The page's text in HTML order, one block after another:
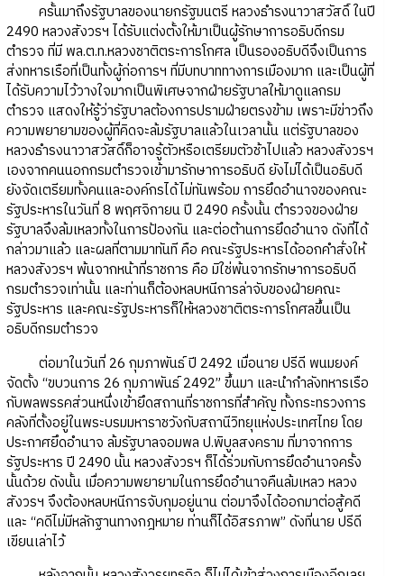
ครั้นมาถึงรัฐบาลของนายกรัฐมนตรี หลวงธำรงนาวาสวัสดิ์ ในปี
2490 หลวงสังวรฯ ได้รับแต่งตั้งให้มาเป็นผู้รักษาการอธิบดีกรม
ตำรวจ ที่มี พล.ต.ท.หลวงชาติตระการโกศล เป็นรองอธิบดีจึงเป็นการ
ส่งทหารเรือที่เป็นทั้งผู้ก่อการฯ ที่มีบทบาททางการเมืองมาก และเป็นผู้ที่
ได้รับความไว้วางใจมากเป็นพิเศษจากฝ่ายรัฐบาลให้มาดูแลกรม
ตำรวจ แสดงให้รู้ว่ารัฐบาลต้องการปรามฝ่ายตรงข้าม เพราะมีข่าวถึง
ความพยายามของผู้ที่คิดจะล้มรัฐบาลแล้วในเวลานั้น แต่รัฐบาลของ
หลวงธำรงนาวาสวัสดิ์ก็อาจรู้ตัวหรือเตรียมตัวช้าไปแล้ว หลวงสังวรฯ
เองจากคนนอกกรมตำรวจเข้ามารักษาการอธิบดี ยังไม่ได้เป็นอธิบดี
ยังจัดเตรียมทั้งคนและองค์กรได้ไม่ทันพร้อม การยึดอำนาจของคณะ
รัฐประหารในวันที่ 8 พฤศจิกายน ปี 2490 ครั้งนั้น ตำรวจของฝ่าย
รัฐบาลจึงล้มเหลวทั้งในการป้องกัน และต่อต้านการยึดอำนาจ ดังที่ได้
กล่าวมาแล้ว และผลที่ตามมาทันที คือ คณะรัฐประหารได้ออกคำสั่งให้
หลวงสังวรฯ พ้นจากหน้าที่ราชการ คือ มิใช่พ้นจากรักษาการอธิบดี
กรมตำรวจเท่านั้น และท่านก็ต้องหลบหนีการล่าจับของฝ่ายคณะ
รัฐประหาร และคณะรัฐประหารก็ให้หลวงชาติตระการโกศลขึ้นเป็น
อธิบดีกรมตำรวจ
ต่อมาในวันที่ 26 กุมภาพันธ์ ปี 2492 เมื่อนาย ปรีดี พนมยงค์
จัดตั้ง “ขบวนการ 26 กุมภาพันธ์ 2492” ขึ้นมา และนำกำลังทหารเรือ
กับพลพรรคส่วนหนึ่งเข้ายึดสถานที่ราชการที่สำคัญ ทั้งกระทรวงการ
คลังที่ตั้งอยู่ในพระบรมมหาราชวังกับสถานีวิทยุแห่งประเทศไทย โดย
ประกาศยึดอำนาจ ล้มรัฐบาลจอมพล ป.พิบูลสงคราม ที่มาจากการ
รัฐประหาร ปี 2490 นั้น หลวงสังวรฯ ก็ได้ร่วมกับการยึดอำนาจครั้ง
นั้นด้วย ดังนั้น เมื่อความพยายามในการยึดอำนาจคืนล้มเหลว หลวง
สังวรฯ จึงต้องหลบหนีการจับกุมอยู่นาน ต่อมาจึงได้ออกมาต่อสู้คดี
และ “คดีไม่มีหลักฐานทางกฎหมาย ท่านก็ได้อิสรภาพ” ดังที่นาย ปรีดี
เขียนเล่าไว้